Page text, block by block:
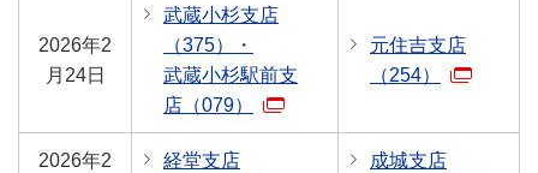
2026年2
月24日
武蔵小杉支店
（375）・
武蔵小杉駅前支
店（079）
元住吉支店
（254）
2026年2
経堂支店
成城支店